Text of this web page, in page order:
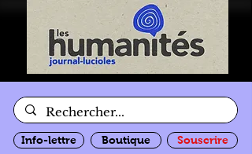
Info-lettre Boutique Souscrire